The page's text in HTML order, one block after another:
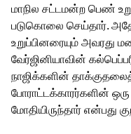
மாநில சட்டமன்ற பெண்
படுகொலை செய்தார்.
உறுப்பினரையும் அவரது
வேர்ஜினியாவின்
நாஜிக்களின்
போராட்டக்காரர்களின்
மோதியிருந்தார் என்பது